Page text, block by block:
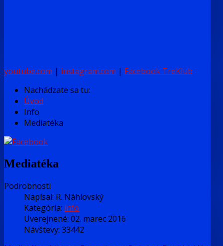
youtube.com | instagram.com | Facebook TreKlub
Nachádzate sa tu:
Úvod
Info
Mediatéka
Mediatéka
Podrobnosti
Napísal: R. Náhlovský
Kategória: info
Uverejnené: 02. marec 2016
Návštevy: 33442